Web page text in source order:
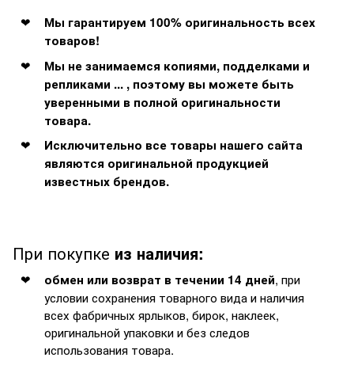
Мы гарантируем 100% оригинальность всех
товаров!
Мы не занимаемся копиями, подделками и
репликами ... , поэтому вы можете быть
уверенными в полной оригинальности
товара.
Исключительно все товары нашего сайта
являются оригинальной продукцией
известных брендов.
При покупке из наличия:
обмен или возврат в течении 14 дней, при
условии сохранения товарного вида и наличия
всех фабричных ярлыков, бирок, наклеек,
оригинальной упаковки и без следов
использования товара.